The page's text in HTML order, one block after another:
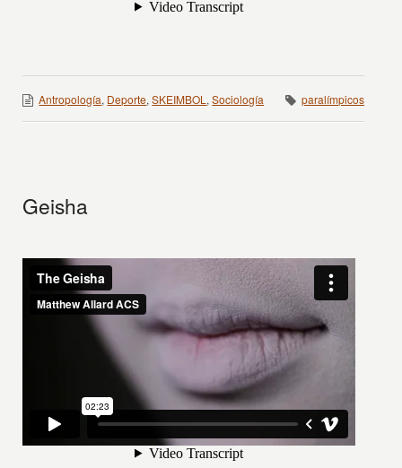
Antropología, Deporte,SKEIMBOL ,Sociología paralímpicos
Geisha